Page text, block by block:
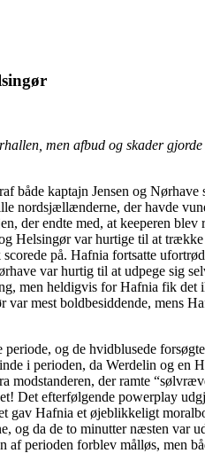
men afbud og skader
kaptajn Jensen og
nordsjællænderne, der havde
der endte med, at keeperen
Helsingør var hurtige til at
på. Hafnia fortsatte
var hurtig til at udpege sig
men heldigvis for Hafnia fik
var mest boldbesiddende,
og de hvidblusede
i perioden, da Werdelin og
der ramte
Det efterfølgende powerplay
Hafnia et øjeblikkeligt
og da de to minutter næsten
af perioden forblev målløs, men